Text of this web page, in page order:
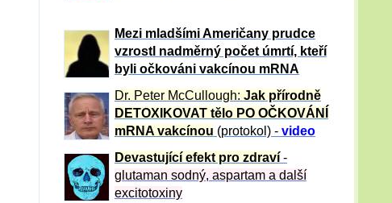
Mezi mladšími Američany prudce
vzrostl nadměrný počet úmrtí, kteří
byli očkováni vakcínou mRNA
Dr. Peter McCullough: Jak přírodně
DETOXIKOVAT tělo PO OČKOVÁNÍ
mRNA vakcínou (protokol) - video
Devastující efekt pro zdraví-
glutaman sodný, aspartam a další
excitotoxiny